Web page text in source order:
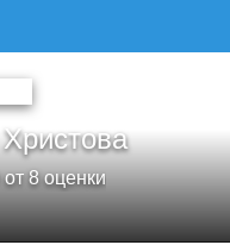
от 8 оценки